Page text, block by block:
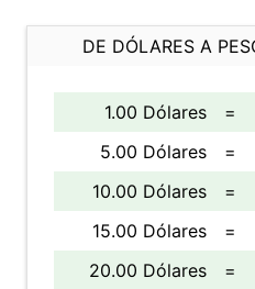
DE DÓLARES A
1.00 Dólares =
5.00 Dólares
=
10.00 Dólares
=
15.00 Dólares
=
20.00 Dólares
=